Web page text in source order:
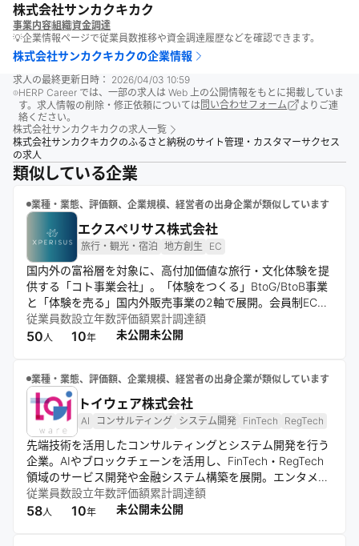
株式会社サンカクキカク
事業内容組織資金調達
💡企業情報ページで従業員数推移や資金調達履歴などを確認できます。
株式会社サンカクキカクの企業情報
求人の最終更新日時： 2026/04/03 10:59
HERP Career では、一部の求人は Web 上の公開情報をもとに掲載していま
す。求人情報の削除・修正依頼については問い合わせフォーム
よりご連
絡ください。
株式会社サンカクキカクの求人一覧
株式会社サンカクキカクのふるさと納税のサイト管理・カスタマーサクセス
の求人
類似している企業
業種・業態、評価額、企業規模、経営者の出身企業が類似しています
エクスペリサス株式会社
旅行・観光・宿泊 地方創生 EC
国内外の富裕層を対象に、高付加価値な旅行・文化体験を提
供する「コト事業会社」。「体験をつくる」BtoG/BtoB事業
と「体験を売る」国内外販売事業の2軸で展開。会員制ECサ
イト「XPERISUS.com」を通じて日本文化の継承と地方創生
を目指す。
従業員数
50 人
設立年数
10年
評価額
未公開
累計調達額
未公開
業種・業態、評価額、企業規模、経営者の出身企業が類似しています
トイウェア株式会社
AI コンサルティング システム開発 FinTech RegTech
先端技術を活用したコンサルティングとシステム開発を行う
企業。AIやブロックチェーンを活用し、FinTech・RegTech
領域のサービス開発や金融システム構築を展開。エンタメ領
域ではファンコミュニティサービスも提供し、コンサルティ
ングと開発を組み合わせて事業成長を支援する。
従業員数
58人
設立年数
10年
評価額
未公開
累計調達額
未公開